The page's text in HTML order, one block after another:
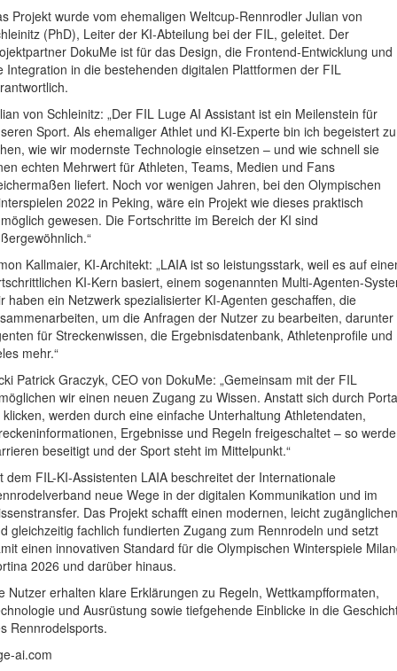
Projekt wurde vom ehemaligen Weltcup-Rennrodler Julian von
(PhD), Leiter der KI-Abteilung bei der FIL, geleitet. Der
DokuMe ist für das Design, die Frontend-Entwicklung und
Integration in die bestehenden digitalen Plattformen der FIL
von Schleinitz: „Der FIL Luge AI Assistant ist ein Meilenstein für
Sport. Als ehemaliger Athlet und KI-Experte bin ich begeistert zu
wie wir modernste Technologie einsetzen – und wie schnell sie
echten Mehrwert für Athleten, Teams, Medien und Fans
liefert. Noch vor wenigen Jahren, bei den Olympischen
2022 in Peking, wäre ein Projekt wie dieses praktisch
gewesen. Die Fortschritte im Bereich der KI sind
Kallmaier, KI-Architekt: „LAIA ist so leistungsstark, weil es auf
KI-Kern basiert, einem sogenannten Multi-Agenten-
haben ein Netzwerk spezialisierter KI-Agenten geschaffen, die
um die Anfragen der Nutzer zu bearbeiten, darunter
für Streckenwissen, die Ergebnisdatenbank, Athletenprofile und
mehr.“
Patrick Graczyk, CEO von DokuMe: „Gemeinsam mit der FIL
wir einen neuen Zugang zu Wissen. Anstatt sich durch
klicken, werden durch eine einfache Unterhaltung Athletendaten,
Ergebnisse und Regeln freigeschaltet – so
beseitigt und der Sport steht im Mittelpunkt.“
dem FIL-KI-Assistenten LAIA beschreitet der Internationale
neue Wege in der digitalen Kommunikation und im
Das Projekt schafft einen modernen, leicht zugänglichen
gleichzeitig fachlich fundierten Zugang zum Rennrodeln und setzt
einen innovativen Standard für die Olympischen Winterspiele
2026 und darüber hinaus.
Nutzer erhalten klare Erklärungen zu Regeln, Wettkampfformaten,
und Ausrüstung sowie tiefgehende Einblicke in die
Rennrodelsports.
ai.com